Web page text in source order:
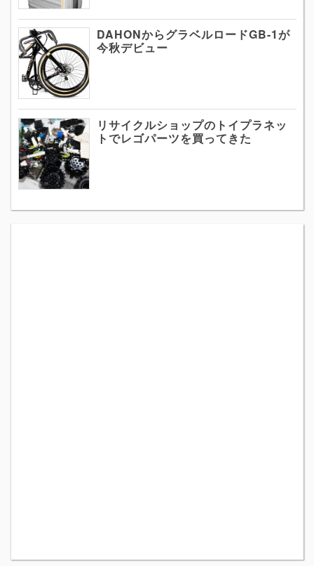
DAHONからグラベルロードGB-1が
今秋デビュー
リサイクルショップのトイプラネッ
トでレゴパーツを買ってきた